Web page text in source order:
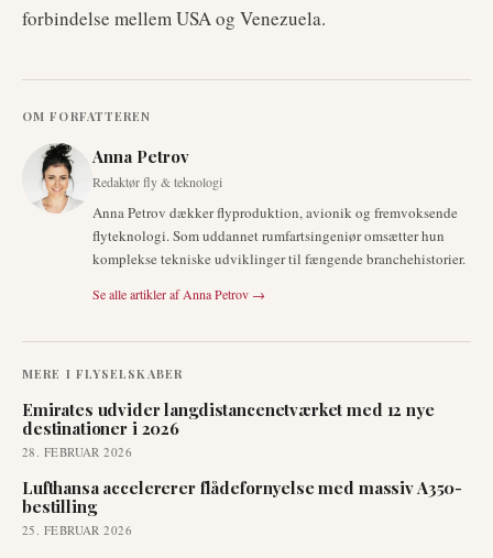
forbindelse mellem USA og Venezuela.
OM FORFATTEREN
Anna Petrov
Redaktør fly & teknologi
Anna Petrov dækker flyproduktion, avionik og fremvoksende
flyteknologi. Som uddannet rumfartsingeniør omsætter hun
komplekse tekniske udviklinger til fængende branchehistorier.
Se alle artikler af Anna Petrov →
MERE I FLYSELSKABER
Emirates udvider langdistancenetværket med 12 nye
destinationer i 2026
28. FEBRUAR 2026
Lufthansa accelererer flådefornyelse med massiv A350-
bestilling
25. FEBRUAR 2026